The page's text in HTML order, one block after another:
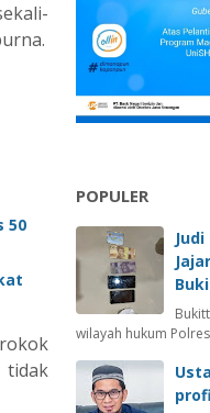
50
tidak
POPULER
wilayah hukum